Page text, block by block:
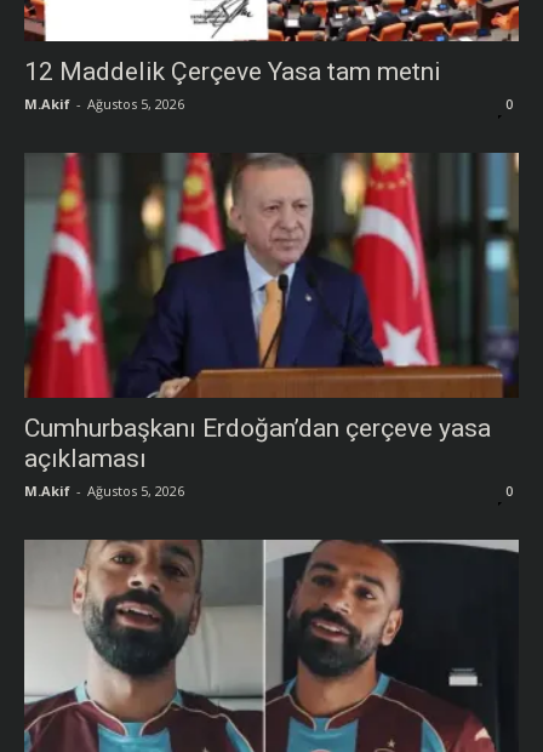
12 Maddelik Çerçeve Yasa tam metni
M.Akif - Ağustos 5, 2026 0
Cumhurbaşkanı Erdoğan’dan çerçeve yasa
açıklaması
M.Akif - Ağustos 5, 2026 0